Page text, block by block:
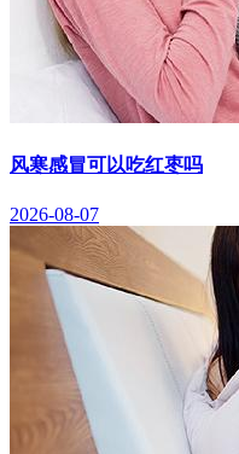
风寒感冒可以吃红枣吗
2026-08-07